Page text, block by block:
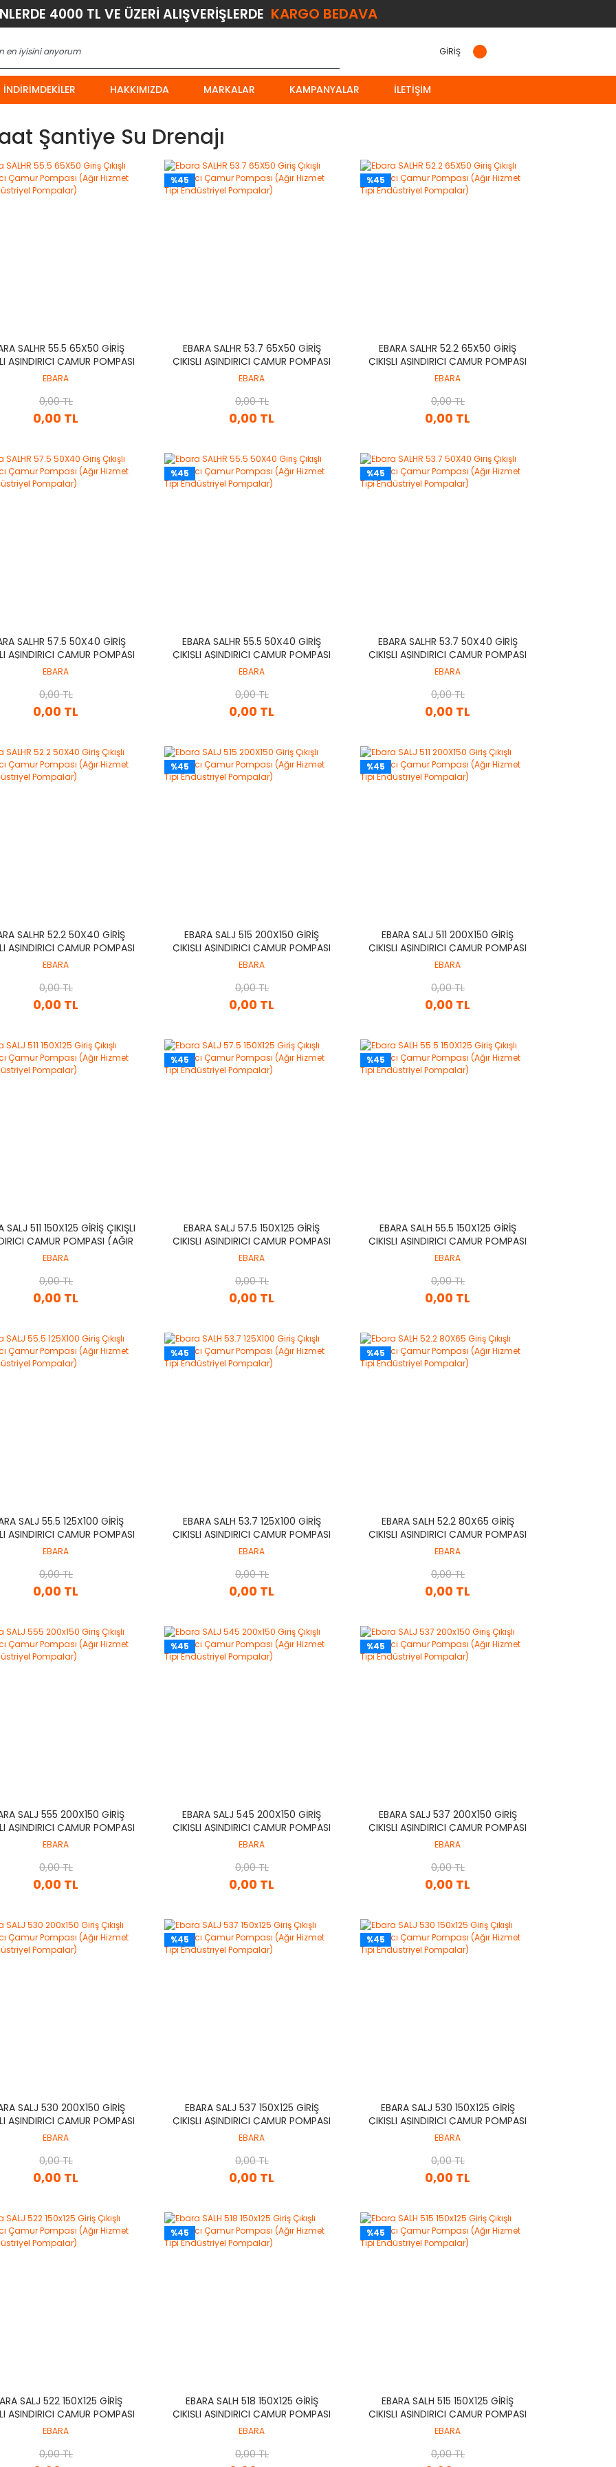
4000 TL VE ÜZERİ ALIŞVERİŞLERDE KARGO BEDAVA
GİRİŞ
İNDIRIMDEKILER HAKKIMIZDA MARKALAR KAMPANYALAR İLETIŞIM
Şantiye Su Drenajı
SALHR 55.5 65X50 GIRIŞ
AŞINDIRICI ÇAMUR POMPASI
HIZMET TIPI ENDÜSTRIYEL
EBARA
0,00 TL
0,00 TL
%45
EBARA SALHR 53.7 65X50 GIRIŞ
ÇIKIŞLI AŞINDIRICI ÇAMUR POMPASI
(AĞIR HIZMET TIPI ENDÜSTRIYEL
EBARA
0,00 TL
0,00 TL
%45
EBARA SALHR 52.2 65X50 GIRIŞ
ÇIKIŞLI AŞINDIRICI ÇAMUR POMPASI
(AĞIR HIZMET TIPI ENDÜSTRIYEL
EBARA
0,00 TL
0,00 TL
SALHR 57.5 50X40 GIRIŞ
AŞINDIRICI ÇAMUR POMPASI
HIZMET TIPI ENDÜSTRIYEL
EBARA
0,00 TL
0,00 TL
%45
EBARA SALHR 55.5 50X40 GIRIŞ
ÇIKIŞLI AŞINDIRICI ÇAMUR POMPASI
(AĞIR HIZMET TIPI ENDÜSTRIYEL
EBARA
0,00 TL
0,00 TL
%45
EBARA SALHR 53.7 50X40 GIRIŞ
ÇIKIŞLI AŞINDIRICI ÇAMUR POMPASI
(AĞIR HIZMET TIPI ENDÜSTRIYEL
EBARA
0,00 TL
0,00 TL
SALHR 52.2 50X40 GIRIŞ
AŞINDIRICI ÇAMUR POMPASI
HIZMET TIPI ENDÜSTRIYEL
EBARA
0,00 TL
0,00 TL
%45
EBARA SALJ 515 200X150 GIRIŞ
ÇIKIŞLI AŞINDIRICI ÇAMUR POMPASI
(AĞIR HIZMET TIPI ENDÜSTRIYEL
EBARA
0,00 TL
0,00 TL
%45
EBARA SALJ 511 200X150 GIRIŞ
ÇIKIŞLI AŞINDIRICI ÇAMUR POMPASI
(AĞIR HIZMET TIPI ENDÜSTRIYEL
EBARA
0,00 TL
0,00 TL
SALJ 511 150X125 GIRIŞ ÇIKIŞLI
ÇAMUR POMPASI (AĞIR
HIZMET TIPI ENDÜSTRIYEL
EBARA
0,00 TL
0,00 TL
%45
EBARA SALJ 57.5 150X125 GIRIŞ
ÇIKIŞLI AŞINDIRICI ÇAMUR POMPASI
(AĞIR HIZMET TIPI ENDÜSTRIYEL
EBARA
0,00 TL
0,00 TL
%45
EBARA SALH 55.5 150X125 GIRIŞ
ÇIKIŞLI AŞINDIRICI ÇAMUR POMPASI
(AĞIR HIZMET TIPI ENDÜSTRIYEL
EBARA
0,00 TL
0,00 TL
SALJ 55.5 125X100 GIRIŞ
AŞINDIRICI ÇAMUR POMPASI
HIZMET TIPI ENDÜSTRIYEL
EBARA
0,00 TL
0,00 TL
%45
EBARA SALH 53.7 125X100 GIRIŞ
ÇIKIŞLI AŞINDIRICI ÇAMUR POMPASI
(AĞIR HIZMET TIPI ENDÜSTRIYEL
EBARA
0,00 TL
0,00 TL
%45
EBARA SALH 52.2 80X65 GIRIŞ
ÇIKIŞLI AŞINDIRICI ÇAMUR POMPASI
(AĞIR HIZMET TIPI ENDÜSTRIYEL
EBARA
0,00 TL
0,00 TL
SALJ 555 200X150 GIRIŞ
AŞINDIRICI ÇAMUR POMPASI
HIZMET TIPI ENDÜSTRIYEL
EBARA
0,00 TL
0,00 TL
%45
EBARA SALJ 545 200X150 GIRIŞ
ÇIKIŞLI AŞINDIRICI ÇAMUR POMPASI
(AĞIR HIZMET TIPI ENDÜSTRIYEL
EBARA
0,00 TL
0,00 TL
%45
EBARA SALJ 537 200X150 GIRIŞ
ÇIKIŞLI AŞINDIRICI ÇAMUR POMPASI
(AĞIR HIZMET TIPI ENDÜSTRIYEL
EBARA
0,00 TL
0,00 TL
SALJ 530 200X150 GIRIŞ
AŞINDIRICI ÇAMUR POMPASI
HIZMET TIPI ENDÜSTRIYEL
EBARA
0,00 TL
0,00 TL
%45
EBARA SALJ 537 150X125 GIRIŞ
ÇIKIŞLI AŞINDIRICI ÇAMUR POMPASI
(AĞIR HIZMET TIPI ENDÜSTRIYEL
EBARA
0,00 TL
0,00 TL
%45
EBARA SALJ 530 150X125 GIRIŞ
ÇIKIŞLI AŞINDIRICI ÇAMUR POMPASI
(AĞIR HIZMET TIPI ENDÜSTRIYEL
EBARA
0,00 TL
0,00 TL
SALJ 522 150X125 GIRIŞ
AŞINDIRICI ÇAMUR POMPASI
HIZMET TIPI ENDÜSTRIYEL
EBARA
0,00 TL
%45
EBARA SALH 518 150X125 GIRIŞ
ÇIKIŞLI AŞINDIRICI ÇAMUR POMPASI
(AĞIR HIZMET TIPI ENDÜSTRIYEL
EBARA
0,00 TL
%45
EBARA SALH 515 150X125 GIRIŞ
ÇIKIŞLI AŞINDIRICI ÇAMUR POMPASI
(AĞIR HIZMET TIPI ENDÜSTRIYEL
EBARA
0,00 TL